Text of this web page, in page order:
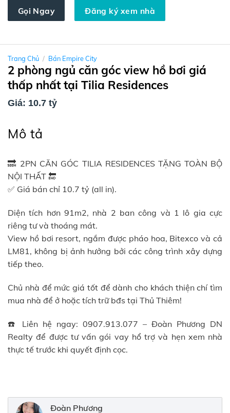
Gọi Ngay Đăng ký xem nhà
Trang Chủ / Bán Empire City
2 phòng ngủ căn góc view hồ bơi giá
thấp nhất tại Tilia Residences
Giá: 10.7 tỷ
Mô tả
🔜 2PN CĂN GÓC TILIA RESIDENCES TẶNG TOÀN BỘ
NỘI THẤT 🔚
✅ Giá bán chỉ 10.7 tỷ (all in).
Diện tích hơn 91m2, nhà 2 ban công và 1 lô gia cực
riêng tư và thoáng mát.
View hồ bơi resort, ngắm được pháo hoa, Bitexco và cả
LM81, không bị ảnh hưởng bởi các công trình xây dựng
tiếp theo.
Chủ nhà để mức giá tốt để dành cho khách thiện chí tìm
mua nhà để ở hoặc tích trữ bđs tại Thủ Thiêm!
☎️ Liên hệ ngay: 0907.913.077 – Đoàn Phương DN
Realty để được tư vấn gói vay hổ trợ và hẹn xem nhà
thực tế trước khi quyết định cọc.
Đoàn Phương